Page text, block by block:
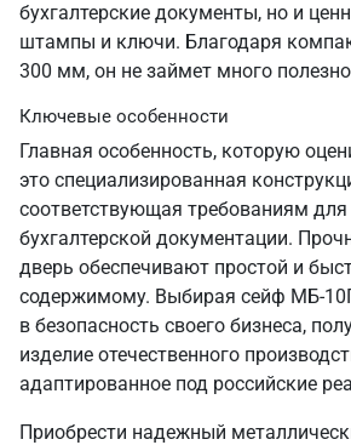
бухгалтерские документы, но и
штампы и ключи. Благодаря
300 мм, он не займет много
Ключевые особенности
Главная особенность, которую
это специализированная
соответствующая требованиям для
бухгалтерской документации.
дверь обеспечивают простой и
содержимому. Выбирая сейф МБ-
в безопасность своего бизнеса,
изделие отечественного
адаптированное под российские
Приобрести надежный